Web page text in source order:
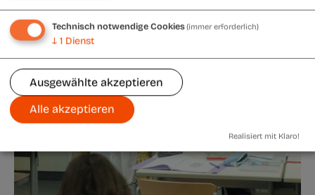
Technisch notwendige Cookies(immer erforderlich)
↓ 1 Dienst
Ausgewählte akzeptieren
Alle akzeptieren
Realisiert mit Klaro!